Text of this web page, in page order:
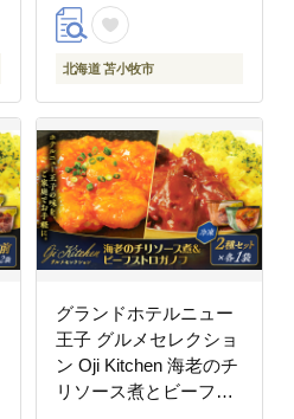
北海道 苫小牧市
グランドホテルニュー
王子 グルメセレクショ
ン Oji Kitchen 海老のチ
リソース煮とビーフス